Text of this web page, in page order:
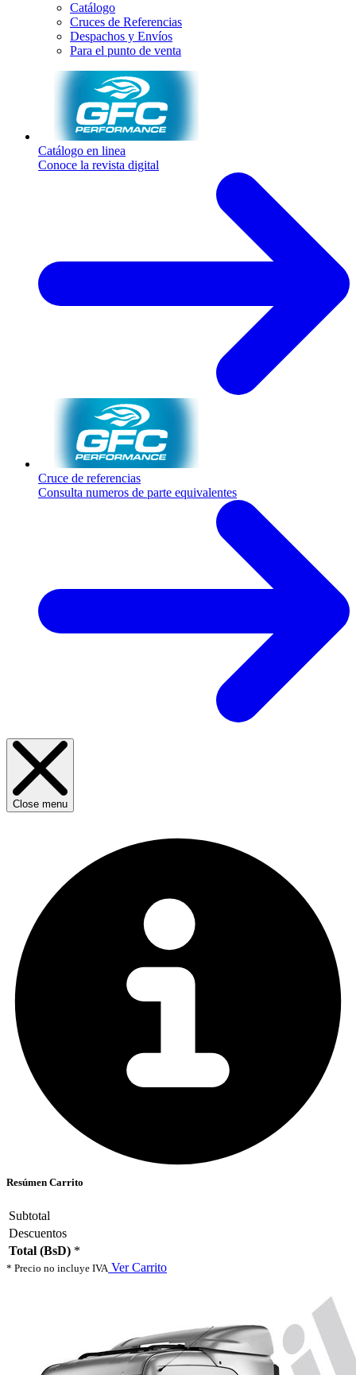
Catálogo
Cruces de Referencias
Despachos y Envíos
Para el punto de venta
Catálogo en linea
Conoce la revista digital
Cruce de referencias
Consulta numeros de parte equivalentes
Close menu
Resúmen Carrito
Subtotal
Descuentos
Total (BsD) *
* Precio no incluye IVA Ver Carrito